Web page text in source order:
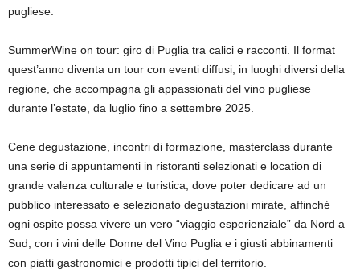
pugliese.
SummerWine on tour: giro di Puglia tra calici e racconti. Il format
quest’anno diventa un tour con eventi diffusi, in luoghi diversi della
regione, che accompagna gli appassionati del vino pugliese
durante l’estate, da luglio fino a settembre 2025.
Cene degustazione, incontri di formazione, masterclass durante
una serie di appuntamenti in ristoranti selezionati e location di
grande valenza culturale e turistica, dove poter dedicare ad un
pubblico interessato e selezionato degustazioni mirate, affinché
ogni ospite possa vivere un vero “viaggio esperienziale” da Nord a
Sud, con i vini delle Donne del Vino Puglia e i giusti abbinamenti
con piatti gastronomici e prodotti tipici del territorio.